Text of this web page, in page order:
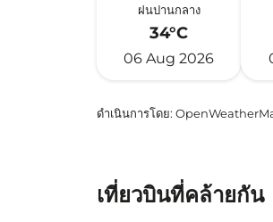
ฝนปานกลาง
34°C
06 Aug 2026
ดำเนินการโดย:
เที่ยวบินที่คล้ายกัน